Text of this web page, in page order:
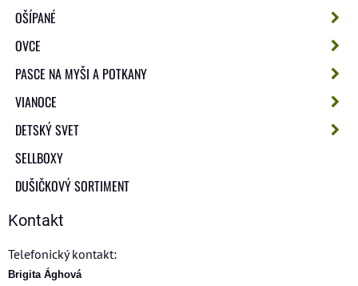
OŠÍPANÉ
OVCE
PASCE NA MYŠI A POTKANY
VIANOCE
DETSKÝ SVET
SELLBOXY
DUŠIČKOVÝ SORTIMENT
Kontakt
Telefonický kontakt:
Brigita Ághová